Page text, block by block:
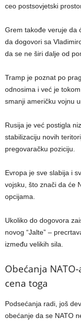
ceo postsovjetski
Grem takođe veruje da
da dogovori sa
da se ne širi dalje od
Tramp je poznat po
odnosima i već je
smanji američku vojnu
Rusija je već postigla
stabilizaciju novih
pregovaračku poziciju.
Evropa je sve slabija i
vojsku, što znači da će
opcijama.
Ukoliko do dogovora
novog “Jalte” –
između velikih sila.
Obećanja
cena toga
Podsećanja radi, još
obećanje da se NATO